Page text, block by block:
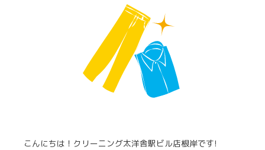
こんにちは！クリーニング太洋舎駅ビル店根岸です!